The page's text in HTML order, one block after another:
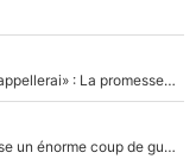
Mercato - OM - «Dès que je prends un club, je t’appellerai» : La promesse de Marcelino au moment de claquer la porte
Victime de racisme contre Murray, Kyrgios pousse un énorme coup de gueule !